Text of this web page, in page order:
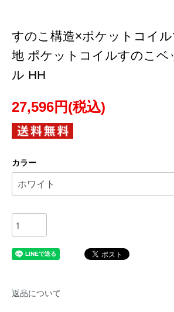
すのこ構造×ポケットコイ
地 ポケットコイルすのこベ
ル HH
27,596円(税込)
カラー
返品について